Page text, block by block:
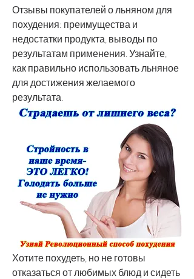
Отзывы покупателей о льняном для
похудения: преимущества и
недостатки продукта, выводы по
результатам применения. Узнайте,
как правильно использовать льняное
для достижения желаемого
результата.
Хотите похудеть, но не готовы
отказаться от любимых блюд и сидеть